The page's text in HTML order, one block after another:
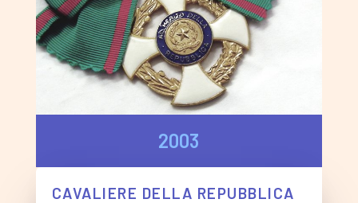
2003
CAVALIERE DELLA REPUBBLICA